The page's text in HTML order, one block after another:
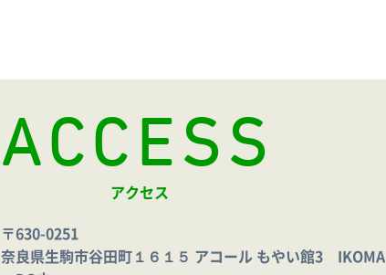
ACCESS
アクセス
〒630-0251
奈良県生駒市谷田町１６１５ アコール もやい館3 IKOMA